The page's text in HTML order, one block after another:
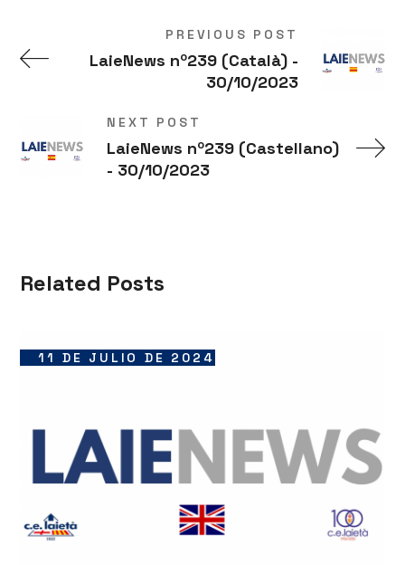
PREVIOUS POST
LaieNews nº239 (Català) -
30/10/2023
NEXT POST
LaieNews nº239 (Castellano)
- 30/10/2023
Related Posts
11 DE JULIO DE 2024